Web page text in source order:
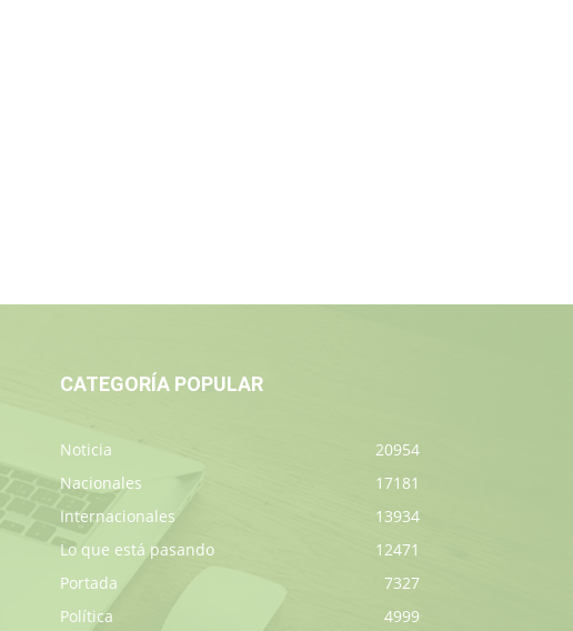
CATEGORÍA POPULAR
Noticia
20954
Nacionales
17181
Internacionales
13934
Lo que está pasando
12471
Portada
7327
Política
4999